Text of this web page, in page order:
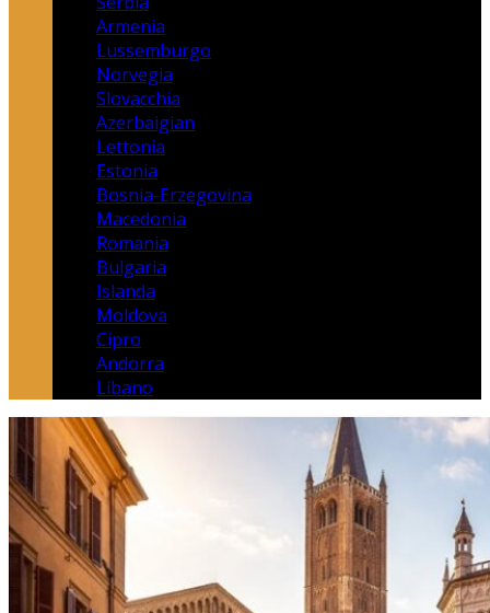
Armenia
Lussemburgo
Norvegia
Slovacchia
Azerbaigian
Lettonia
Estonia
Bosnia-Erzegovina
Macedonia
Romania
Bulgaria
Islanda
Moldova
Cipro
Andorra
Libano